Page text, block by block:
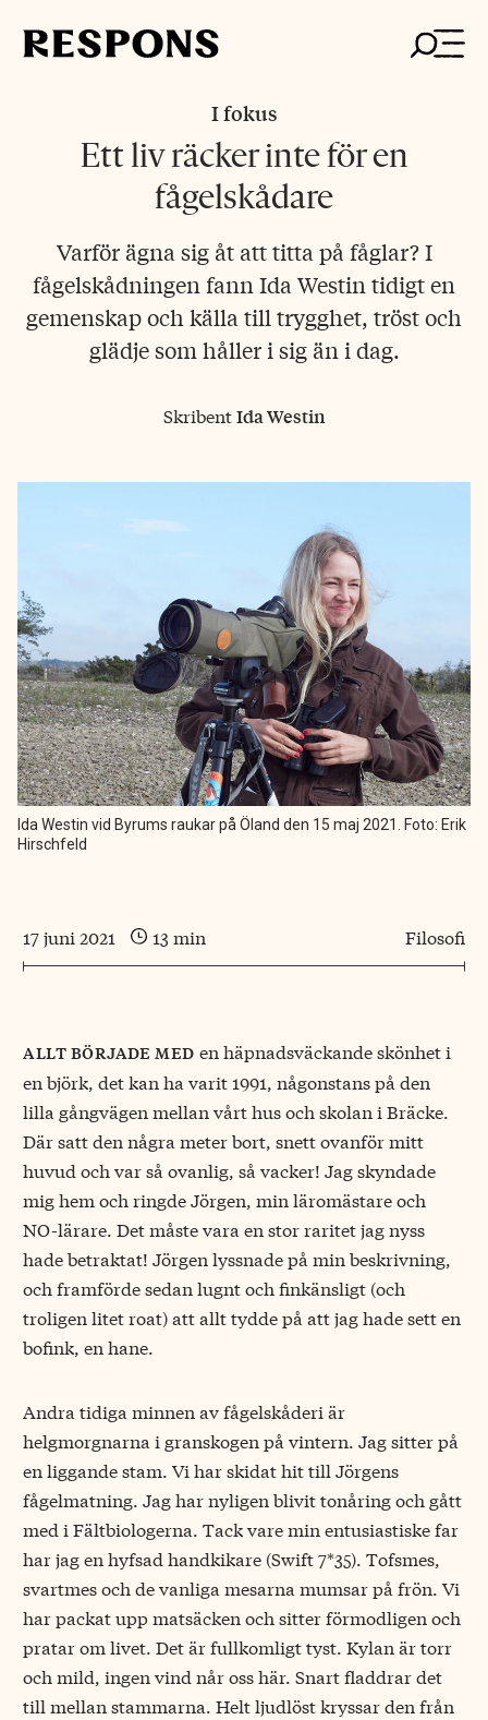
I fokus
Ett liv räcker inte för en
fågelskådare
Varför ägna sig åt att titta på fåglar? I
fågelskådningen fann Ida Westin tidigt en
gemenskap och källa till trygghet, tröst och
glädje som håller i sig än i dag.
SkribentIda Westin
Ida Westin vid Byrums raukar på Öland den 15 maj 2021. Foto: Erik
Hirschfeld
17 juni 2021 13 min Filosofi
allt började med en häpnadsväckande skönhet i
en björk, det kan ha varit 1991, någonstans på den
lilla gångvägen mellan vårt hus och skolan i Bräcke.
Där satt den några meter bort, snett ovanför mitt
huvud och var så ovanlig, så vacker! Jag skyndade
mig hem och ringde Jörgen, min läromästare och
NO-lärare. Det måste vara en stor raritet jag nyss
hade betraktat! Jörgen lyssnade på min beskrivning,
och framförde sedan lugnt och finkänsligt (och
troligen litet roat) att allt tydde på att jag hade sett en
bofink, en hane.
Andra tidiga minnen av fågelskåderi är
helgmorgnarna i granskogen på vintern. Jag sitter på
en liggande stam. Vi har skidat hit till Jörgens
fågelmatning. Jag har nyligen blivit tonåring och gått
med i Fältbiologerna. Tack vare min entusiastiske far
har jag en hyfsad handkikare (Swift 7*35). Tofsmes,
svartmes och de vanliga mesarna mumsar på frön. Vi
har packat upp matsäcken och sitter förmodligen och
pratar om livet. Det är fullkomligt tyst. Kylan är torr
och mild, ingen vind når oss här. Snart fladdrar det
till mellan stammarna. Helt ljudlöst kryssar den från